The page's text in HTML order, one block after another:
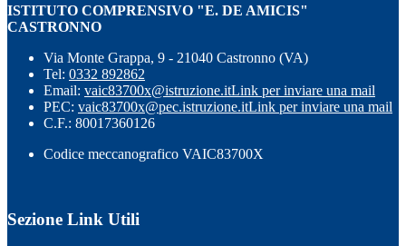
ISTITUTO COMPRENSIVO "E. DE AMICIS"
CASTRONNO
Via Monte Grappa, 9 - 21040 Castronno (VA)
Tel: 0332 892862
Email: vaic83700x@istruzione.itLink per inviare una mail
PEC: vaic83700x@pec.istruzione.itLink per inviare una mail
C.F.: 80017360126
Codice meccanografico VAIC83700X
Sezione Link Utili